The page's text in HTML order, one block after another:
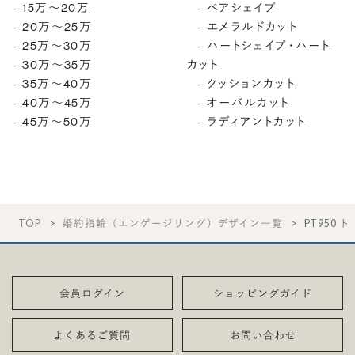
-15万〜20万
-20万〜25万
-25万〜30万
-30万〜35万
-35万〜40万
-40万〜45万
-45万〜50万
- ペアシェイプ
- エメラルドカット
- ハートシェイプ・ハート
カット
- クッションカット
- オーバルカット
- ラディアントカット
TOP 婚約指輪（エンゲージリング）デザイン一覧 PT950 ト
会員ログイン ショッピングガイド
よくあるご質問 お問い合わせ